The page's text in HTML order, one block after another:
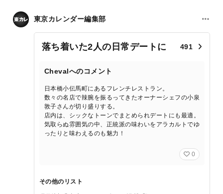
東京カレンダー編集部
落ち着いた2人の日常デートに 491
Chevalへのコメント
日本橋小伝馬町にあるフレンチレストラン。
数々の名店で辣腕を振るってきたオーナーシェフの小泉
敦子さんが切り盛りする。
店内は、シックなトーンでまとめられデートにも最適。
気取らぬ雰囲気の中、正統派の味わいをアラカルトでゆ
ったりと味わえるのも魅力！
0
その他のリスト